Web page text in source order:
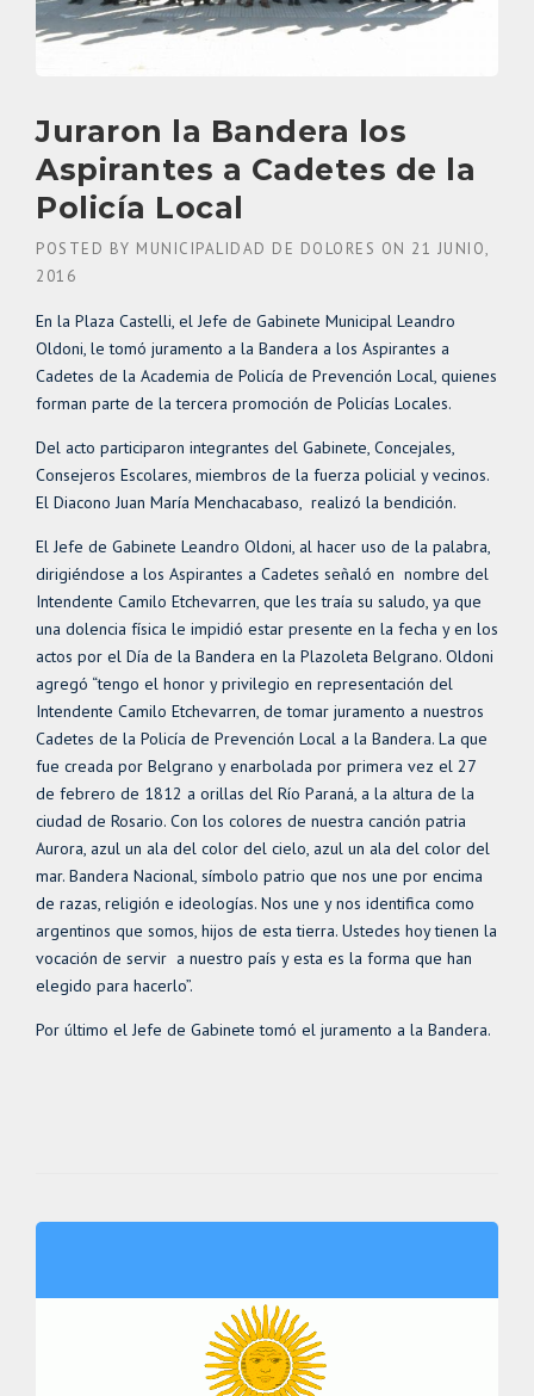
Juraron la Bandera los
Aspirantes a Cadetes de la
Policía Local
POSTED BY MUNICIPALIDAD DE DOLORES ON 21 JUNIO,
2016
En la Plaza Castelli, el Jefe de Gabinete Municipal Leandro
Oldoni, le tomó juramento a la Bandera a los Aspirantes a
Cadetes de la Academia de Policía de Prevención Local, quienes
forman parte de la tercera promoción de Policías Locales.
Del acto participaron integrantes del Gabinete, Concejales,
Consejeros Escolares, miembros de la fuerza policial y vecinos.
El Diacono Juan María Menchacabaso, realizó la bendición.
El Jefe de Gabinete Leandro Oldoni, al hacer uso de la palabra,
dirigiéndose a los Aspirantes a Cadetes señaló en nombre del
Intendente Camilo Etchevarren, que les traía su saludo, ya que
una dolencia física le impidió estar presente en la fecha y en los
actos por el Día de la Bandera en la Plazoleta Belgrano. Oldoni
agregó “tengo el honor y privilegio en representación del
Intendente Camilo Etchevarren, de tomar juramento a nuestros
Cadetes de la Policía de Prevención Local a la Bandera. La que
fue creada por Belgrano y enarbolada por primera vez el 27
de febrero de 1812 a orillas del Río Paraná, a la altura de la
ciudad de Rosario. Con los colores de nuestra canción patria
Aurora, azul un ala del color del cielo, azul un ala del color del
mar. Bandera Nacional, símbolo patrio que nos une por encima
de razas, religión e ideologías. Nos une y nos identifica como
argentinos que somos, hijos de esta tierra. Ustedes hoy tienen la
vocación de servir a nuestro país y esta es la forma que han
elegido para hacerlo”.
Por último el Jefe de Gabinete tomó el juramento a la Bandera.